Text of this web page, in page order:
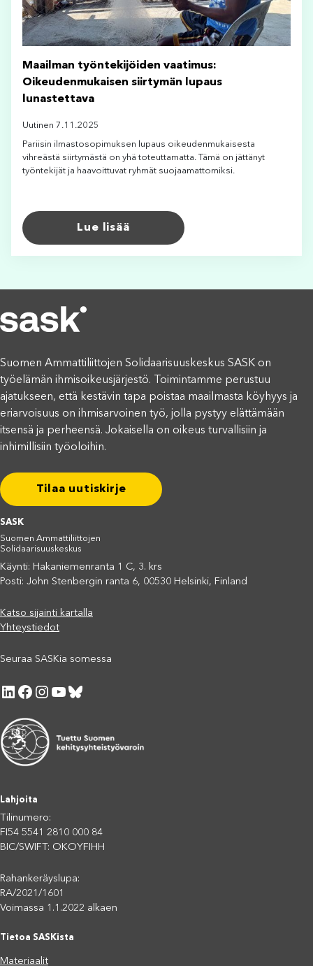
Maailman työntekijöiden vaatimus:
Oikeudenmukaisen siirtymän lupaus
lunastettava
Uutinen 7.11.2025
Pariisin ilmastosopimuksen lupaus oikeudenmukaisesta
vihreästä siirtymästä on yhä toteuttamatta. Tämä on jättänyt
työntekijät ja haavoittuvat ryhmät suojaamattomiksi.
Lue lisää
Suomen Ammattiliittojen Solidaarisuuskeskus SASK on
työelämän ihmisoikeusjärjestö. Toimintamme perustuu
ajatukseen, että kestävin tapa poistaa maailmasta köyhyys ja
eriarvoisuus on ihmisarvoinen työ, jolla pystyy elättämään
itsensä ja perheensä. Jokaisella on oikeus turvallisiin ja
inhimillisiin työoloihin.
Tilaa uutiskirje
SASK
Suomen Ammattiliittojen
Solidaarisuuskeskus
Käynti: Hakaniemenranta 1 C, 3. krs
Posti: John Stenbergin ranta 6, 00530 Helsinki, Finland
Katso sijainti kartalla
Yhteystiedot
Seuraa SASKia somessa
LinkedIn Facebook Instagram YouTube Bluesky
Lahjoita
Tilinumero:
FI54 5541 2810 000 84
BIC/SWIFT: OKOYFIHH
Rahankeräyslupa:
RA/2021/1601
Voimassa 1.1.2022 alkaen
Tietoa SASKista
Materiaalit